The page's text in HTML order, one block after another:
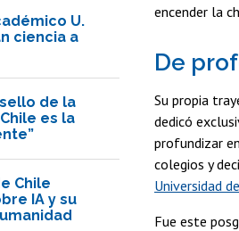
U.
ciencia a
sello de la
es la
Chile
IA y su
encender la
De
Su propia
dedicó
profundizar
colegios y
Universidad
Fue este